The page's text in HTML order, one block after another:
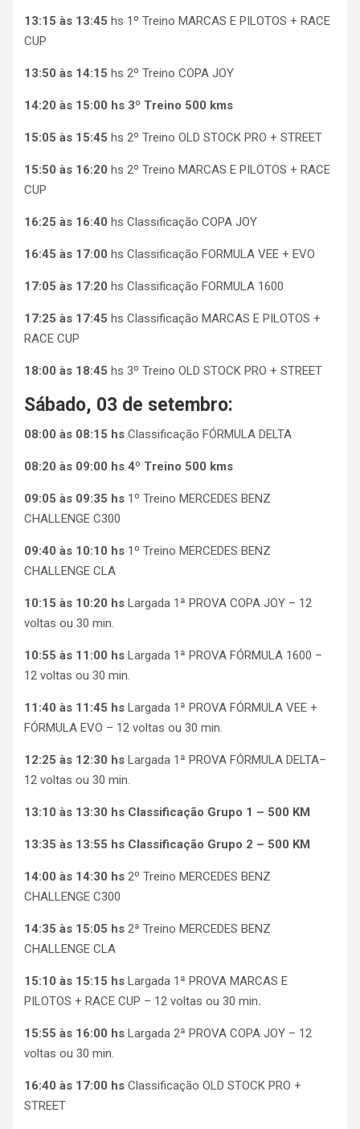
13:15 às 13:45 hs 1º Treino MARCAS E PILOTOS + RACE
CUP
13:50 às 14:15 hs 2º Treino COPA JOY
14:20 às 15:00 hs 3º Treino 500 kms
15:05 às 15:45 hs 2º Treino OLD STOCK PRO + STREET
15:50 às 16:20 hs 2º Treino MARCAS E PILOTOS + RACE
CUP
16:25 às 16:40 hs Classificação COPA JOY
16:45 às 17:00 hs Classificação FORMULA VEE + EVO
17:05 às 17:20 hs Classificação FORMULA 1600
17:25 às 17:45 hs Classificação MARCAS E PILOTOS +
RACE CUP
18:00 às 18:45 hs 3º Treino OLD STOCK PRO + STREET
Sábado, 03 de setembro:
08:00 às 08:15 hs Classificação FÓRMULA DELTA
08:20 às 09:00 hs 4º Treino 500 kms
09:05 às 09:35 hs 1º Treino MERCEDES BENZ
CHALLENGE C300
09:40 às 10:10 hs 1º Treino MERCEDES BENZ
CHALLENGE CLA
10:15 às 10:20 hs Largada 1ª PROVA COPA JOY – 12
voltas ou 30 min.
10:55 às 11:00 hs Largada 1ª PROVA FÓRMULA 1600 –
12 voltas ou 30 min.
11:40 às 11:45 hs Largada 1ª PROVA FÓRMULA VEE +
FÓRMULA EVO – 12 voltas ou 30 min.
12:25 às 12:30 hs Largada 1ª PROVA FÓRMULA DELTA–
12 voltas ou 30 min.
13:10 às 13:30 hs Classificação Grupo 1 – 500 KM
13:35 às 13:55 hs Classificação Grupo 2 – 500 KM
14:00 às 14:30 hs 2º Treino MERCEDES BENZ
CHALLENGE C300
14:35 às 15:05 hs 2ª Treino MERCEDES BENZ
CHALLENGE CLA
15:10 às 15:15 hs Largada 1ª PROVA MARCAS E
PILOTOS + RACE CUP – 12 voltas ou 30 min.
15:55 às 16:00 hs Largada 2ª PROVA COPA JOY – 12
voltas ou 30 min.
16:40 às 17:00 hs Classificação OLD STOCK PRO +
STREET